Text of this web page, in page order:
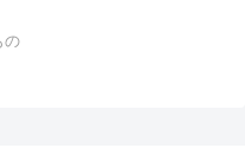
の